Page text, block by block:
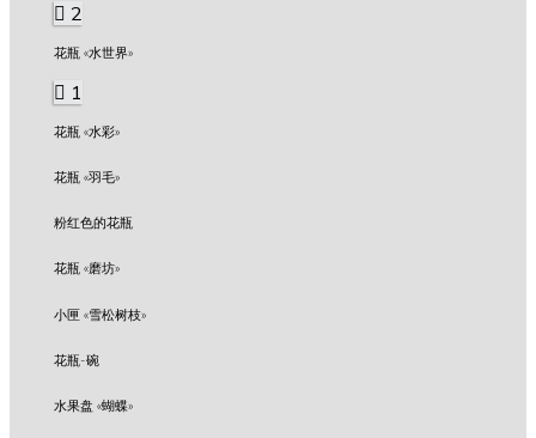
2
花瓶 «水世界»
1
花瓶 «水彩»
花瓶 «羽毛»
粉红色的花瓶
花瓶 «磨坊»
小匣 «雪松树枝»
花瓶-碗
水果盘 «蝴蝶»